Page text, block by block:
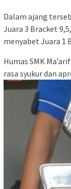
Dalam ajang
Juara 3 Bracket
menyabet Juara 1
Humas SMK
rasa syukur dan